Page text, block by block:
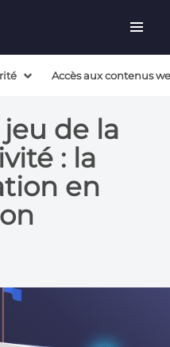
Accès aux contenus
de la
: la
en